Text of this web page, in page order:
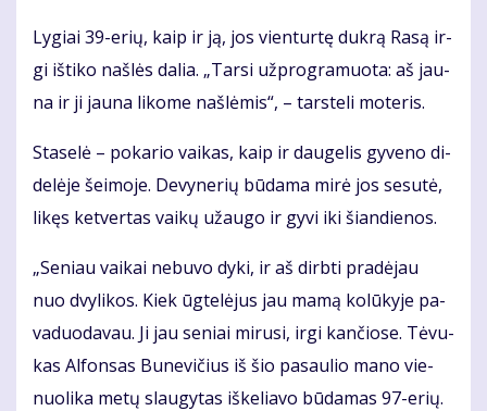
Ly­giai 39-erių, kaip ir ją, jos vien­tur­tę duk­rą Ra­są ir­
gi iš­ti­ko naš­lės da­lia. „Tar­si už­prog­ra­muo­ta: aš jau­
na ir ji jau­na li­ko­me naš­lė­mis“, – tars­te­li mo­te­ris.
Sta­se­lė – po­ka­rio vai­kas, kaip ir dau­ge­lis gy­ve­no di­
de­lė­je šei­mo­je. De­vy­ne­rių bū­da­ma mi­rė jos se­su­tė,
li­kęs ket­ver­tas vai­kų už­au­go ir gy­vi iki šian­die­nos.
„Se­niau vai­kai ne­bu­vo dy­ki, ir aš dirb­ti pra­dė­jau
nuo dvy­li­kos. Kiek ūg­te­lė­jus jau ma­mą ko­lū­ky­je pa­
va­duo­da­vau. Ji jau se­niai mi­ru­si, ir­gi kan­čio­se. Tė­vu­
kas Al­fon­sas Bu­ne­vi­čius iš šio pa­sau­lio ma­no vie­
nuo­li­ka me­tų slau­gy­tas iš­ke­lia­vo bū­da­mas 97-erių.